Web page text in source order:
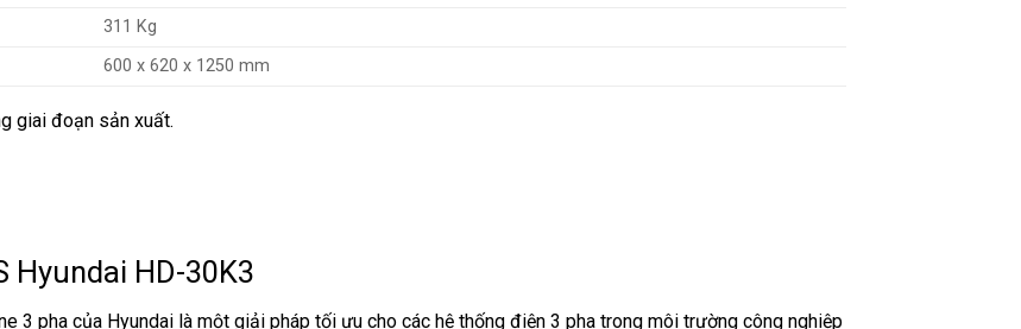
311 Kg
600 x 620 x 1250 mm
giai đoạn sản xuất.
Hyundai HD-30K3
3 pha của Hyundai là một giải pháp tối ưu cho các hệ thống điện 3 pha trong môi trường công nghiệp